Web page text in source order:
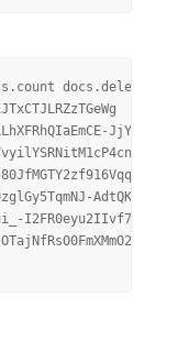
docs.deleted